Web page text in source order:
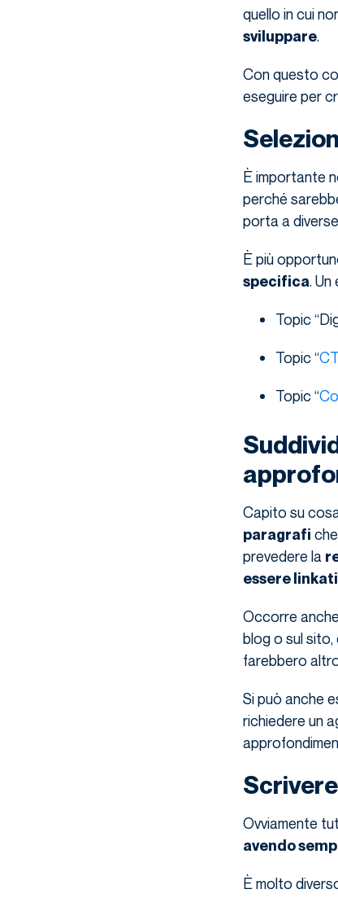
quello in cui
sviluppare.
Con questo
eseguire per
È importante
perché
porta a
È più
specifica.
Topic
Topic “
Topic “
Capito su
paragrafi
prevedere la
essere linkati
Occorre
blog o sul
farebbero
Si può anche
richiedere un
Ovviamente
avendo
È molto